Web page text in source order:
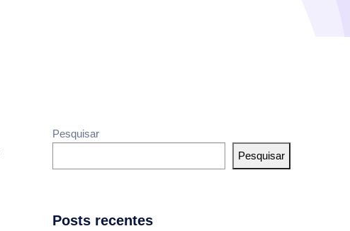
Pesquisar
Pesquisar
Posts recentes